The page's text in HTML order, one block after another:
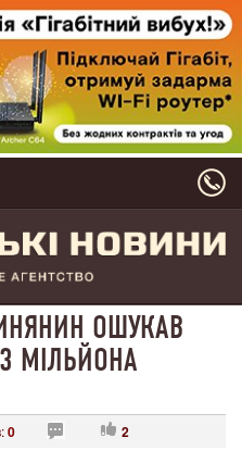
ОШУКАВ
МІЛЬЙОНА
0 2